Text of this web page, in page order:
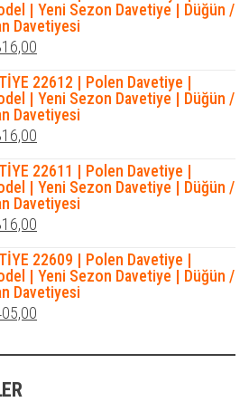
fiyat:
₺ 345,00.
| Yeni Sezon Davetiye | Düğün /
Davetiyesi
fiyat:
₺ 316,00.
22612 | Polen Davetiye |
| Yeni Sezon Davetiye | Düğün /
Davetiyesi
fiyat:
₺ 316,00.
22611 | Polen Davetiye |
| Yeni Sezon Davetiye | Düğün /
Davetiyesi
fiyat:
₺ 316,00.
22609 | Polen Davetiye |
| Yeni Sezon Davetiye | Düğün /
Davetiyesi